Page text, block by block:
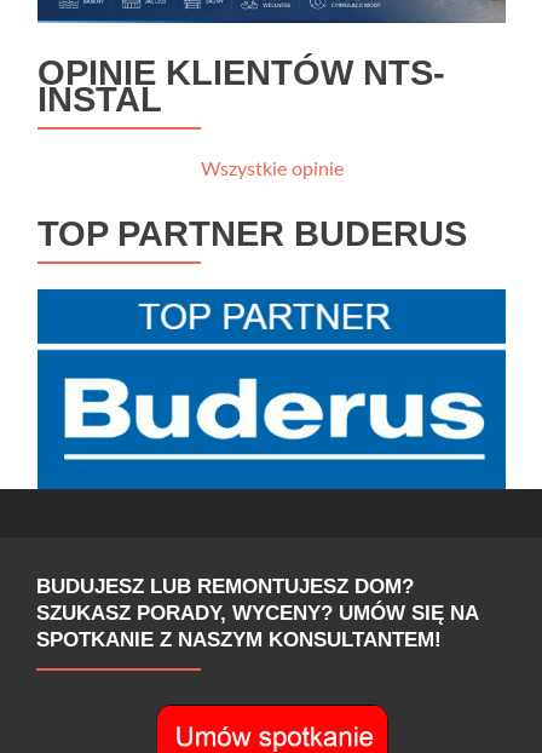
OPINIE KLIENTÓW NTS-
INSTAL
Wszystkie opinie
TOP PARTNER BUDERUS
BUDUJESZ LUB REMONTUJESZ DOM?
SZUKASZ PORADY, WYCENY? UMÓW SIĘ NA
SPOTKANIE Z NASZYM KONSULTANTEM!